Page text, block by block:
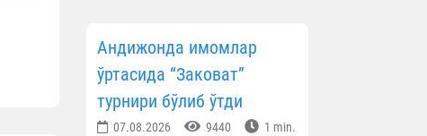
Андижонда имомлар
ўртасида “Заковат”
турнири бўлиб ўтди
07.08.2026 9440 1 min.